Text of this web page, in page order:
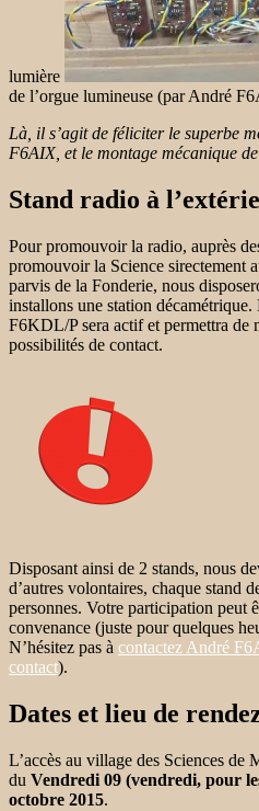
lumière
de l’orgue lumineuse (par André
Là, il s’agit de féliciter le superbe
F6AIX, et le montage mécanique
Stand radio à
Pour promouvoir la radio, auprès
promouvoir la Science sirectement
parvis de la Fonderie, nous
installons une station
F6KDL/P sera actif et permettra de
possibilités de contact.
Disposant ainsi de 2 stands, nous
d’autres volontaires, chaque stand
personnes. Votre participation peut
convenance (juste pour quelques
N’hésitez pas à contactez André
contact).
Dates et lieu de
L’accès au village des Sciences de
du Vendredi 09 (vendredi, pour
octobre 2015.